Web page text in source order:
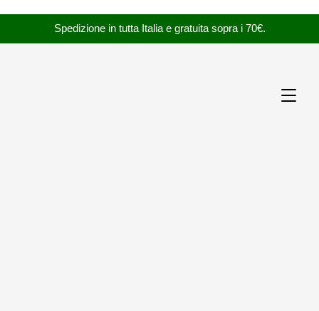
Spedizione in tutta Italia e gratuita sopra i 70€.